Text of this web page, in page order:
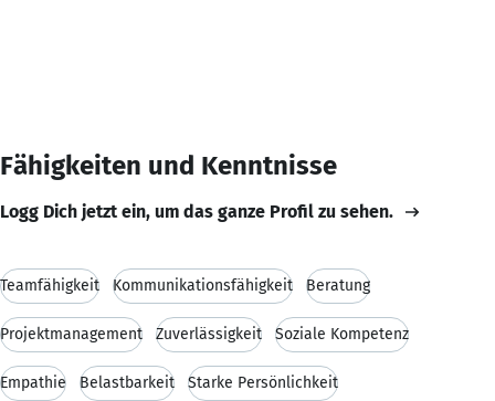
Fähigkeiten und Kenntnisse
Logg Dich jetzt ein, um das ganze Profil zu sehen.
Teamfähigkeit Kommunikationsfähigkeit Beratung
Projektmanagement Zuverlässigkeit Soziale Kompetenz
Empathie Belastbarkeit Starke Persönlichkeit